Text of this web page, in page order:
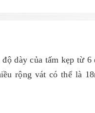
dày của tấm kẹp từ 6
rộng vát có thể là